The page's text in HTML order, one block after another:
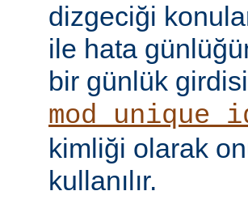
dizgeciği
ile hata
bir günlük
kimliği olarak
kullanılır.